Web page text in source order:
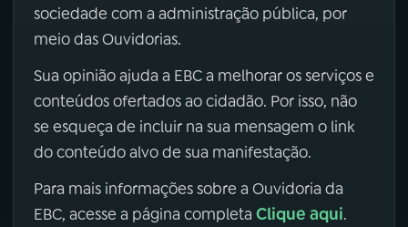
sociedade com a administração pública, por
meio das Ouvidorias.
Sua opinião ajuda a EBC a melhorar os serviços e
conteúdos ofertados ao cidadão. Por isso, não
se esqueça de incluir na sua mensagem o link
do conteúdo alvo de sua manifestação.
Para mais informações sobre a Ouvidoria da
EBC, acesse a página completa Clique aqui.